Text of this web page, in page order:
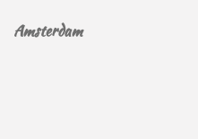
Amsterdam